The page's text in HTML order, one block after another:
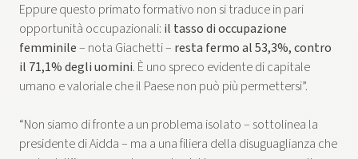
Eppure questo primato formativo non si traduce in pari
opportunità occupazionali: il tasso di occupazione
femminile– nota Giachetti – resta fermo al 53,3%, contro
il 71,1% degli uomini. È uno spreco evidente di capitale
umano e valoriale che il Paese non può più permettersi”.
“Non siamo di fronte a un problema isolato – sottolinea la
presidente di Aidda – ma a una filiera della disuguaglianza che